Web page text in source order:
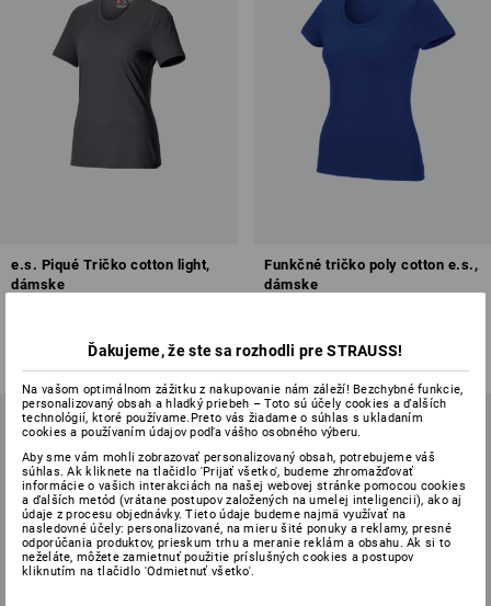
e.s. Piqué Tričko cotton light,
dámske
(v. DPH) od 10 ks
Funkčné tričko poly cotton e.s.,
dámske
19,56 €
(v. DPH) od 10 ks
Ďakujeme, že ste sa rozhodli pre STRAUSS!
Na vašom optimálnom zážitku z nakupovanie nám záleží! Bezchybné funkcie,
personalizovaný obsah a hladký priebeh – Toto sú účely cookies a ďalších
technológií, ktoré používame.Preto vás žiadame o súhlas s ukladaním
cookies a používaním údajov podľa vášho osobného výberu.
Aby sme vám mohli zobrazovať personalizovaný obsah, potrebujeme váš
súhlas. Ak kliknete na tlačidlo 'Prijať všetko', budeme zhromažďovať
informácie o vašich interakciách na našej webovej stránke pomocou cookies
a ďalších metód (vrátane postupov založených na umelej inteligencii), ako aj
údaje z procesu objednávky. Tieto údaje budeme najmä využívať na
nasledovné účely: personalizované, na mieru šité ponuky a reklamy, presné
odporúčania produktov, prieskum trhu a meranie reklám a obsahu. Ak si to
neželáte, môžete zamietnuť použitie príslušných cookies a postupov
kliknutím na tlačidlo 'Odmietnuť všetko'.